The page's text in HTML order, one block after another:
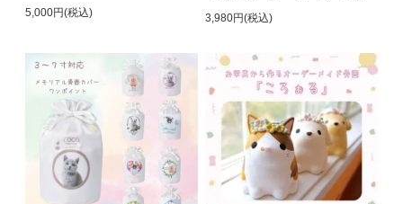
5,000円(税込)
3,980円(税込)